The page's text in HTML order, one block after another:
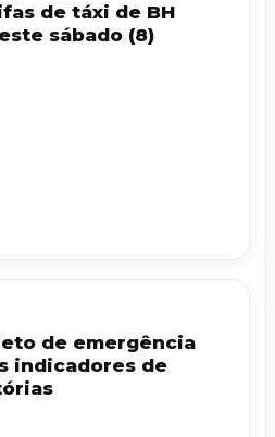
de táxi de BH
sábado (8)
de emergência
indicadores de